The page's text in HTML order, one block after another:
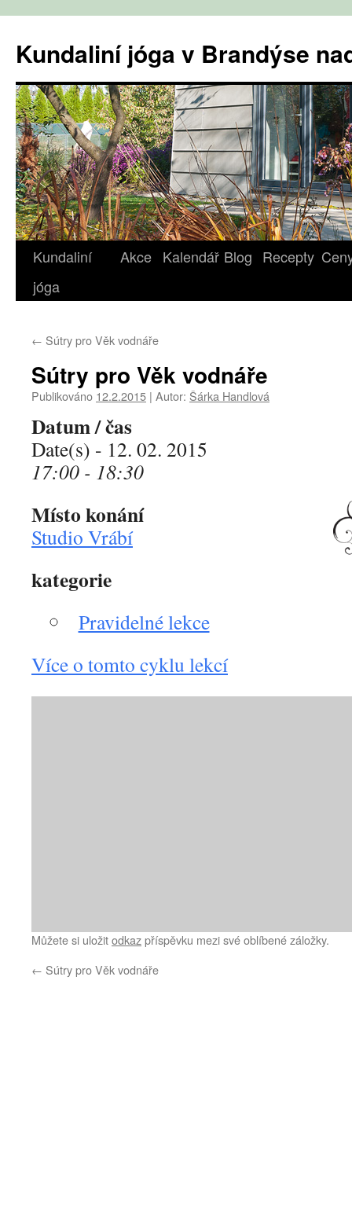
obsahu
webu
Kundaliní jóga v Brandýse
Kundaliní
jóga
Akce Kalendář Blog Recepty
← Sútry pro Věk vodnáře
Sútry pro Věk vodnáře
Publikováno 12.2.2015 | Autor: Šárka Handlová
Datum / čas
Date(s) - 12. 02. 2015
17:00 - 18:30
Místo konání
Studio Vrábí
kategorie
Pravidelné lekce
Více o tomto cyklu lekcí
Můžete si uložitodkazpříspěvku mezi své oblíbené záložky.
← Sútry pro Věk vodnáře